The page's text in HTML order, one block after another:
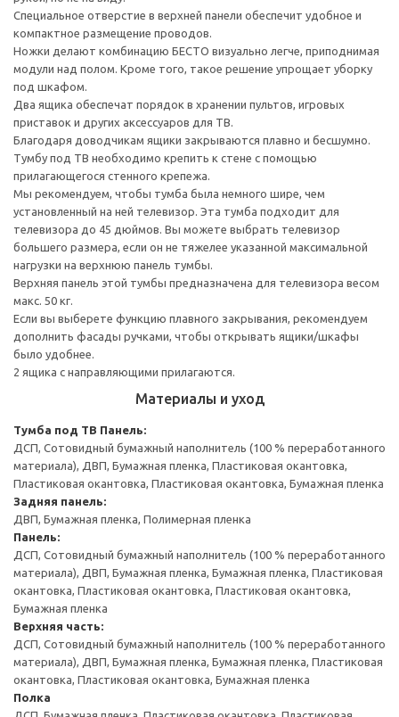
Специальное отверстие в верхней панели обеспечит удобное и
компактное размещение проводов.
Ножки делают комбинацию БЕСТО визуально легче, приподнимая
модули над полом. Кроме того, такое решение упрощает уборку
под шкафом.
Два ящика обеспечат порядок в хранении пультов, игровых
приставок и других аксессуаров для ТВ.
Благодаря доводчикам ящики закрываются плавно и бесшумно.
Тумбу под ТВ необходимо крепить к стене с помощью
прилагающегося стенного крепежа.
Мы рекомендуем, чтобы тумба была немного шире, чем
установленный на ней телевизор. Эта тумба подходит для
телевизора до 45 дюймов. Вы можете выбрать телевизор
большего размера, если он не тяжелее указанной максимальной
нагрузки на верхнюю панель тумбы.
Верхняя панель этой тумбы предназначена для телевизора весом
макс. 50 кг.
Если вы выберете функцию плавного закрывания, рекомендуем
дополнить фасады ручками, чтобы открывать ящики/шкафы
было удобнее.
2 ящика с направляющими прилагаются.
Материалы и уход
Тумба под ТВ Панель:
ДСП, Сотовидный бумажный наполнитель (100 % переработанного
материала), ДВП, Бумажная пленка, Пластиковая окантовка,
Пластиковая окантовка, Пластиковая окантовка, Бумажная пленка
Задняя панель:
ДВП, Бумажная пленка, Полимерная пленка
Панель:
ДСП, Сотовидный бумажный наполнитель (100 % переработанного
материала), ДВП, Бумажная пленка, Бумажная пленка, Пластиковая
окантовка, Пластиковая окантовка, Пластиковая окантовка,
Бумажная пленка
Верхняя часть:
ДСП, Сотовидный бумажный наполнитель (100 % переработанного
материала), ДВП, Бумажная пленка, Бумажная пленка, Пластиковая
окантовка, Пластиковая окантовка, Бумажная пленка
Полка